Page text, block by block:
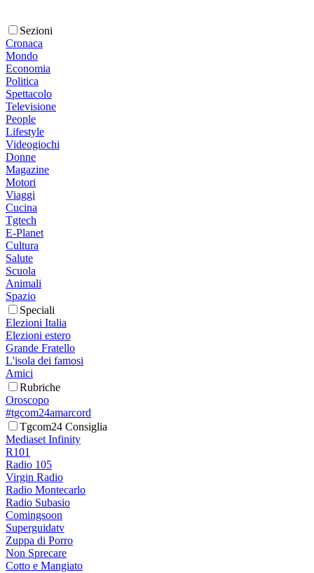
Sezioni
Cronaca
Mondo
Economia
Politica
Spettacolo
Televisione
People
Lifestyle
Videogiochi
Donne
Magazine
Motori
Viaggi
Cucina
Tgtech
E-Planet
Cultura
Salute
Scuola
Animali
Spazio
Speciali
Elezioni Italia
Elezioni estero
Grande Fratello
L'isola dei famosi
Amici
Rubriche
Oroscopo
#tgcom24amarcord
Tgcom24 Consiglia
Mediaset Infinity
R101
Radio 105
Virgin Radio
Radio Montecarlo
Radio Subasio
Comingsoon
Superguidatv
Zuppa di Porro
Non Sprecare
Cotto e Mangiato